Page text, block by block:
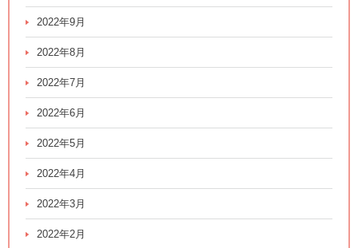
2022年9月
2022年8月
2022年7月
2022年6月
2022年5月
2022年4月
2022年3月
2022年2月